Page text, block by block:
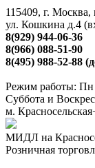
115409, г.
ул. Кошкина д.4
8(929) 944-06-36
8(966) 088-51-90
8(495) 988-52-88
Режим работы: Пн
Суббота и
м. Красносельская
МИДЛ на
Розничная